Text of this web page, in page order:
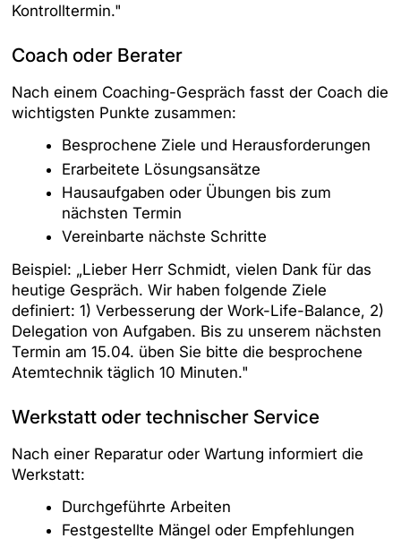
Kontrolltermin."
Coach oder Berater
Nach einem Coaching-Gespräch fasst der Coach die
wichtigsten Punkte zusammen:
Besprochene Ziele und Herausforderungen
Erarbeitete Lösungsansätze
Hausaufgaben oder Übungen bis zum
nächsten Termin
Vereinbarte nächste Schritte
Beispiel: „Lieber Herr Schmidt, vielen Dank für das
heutige Gespräch. Wir haben folgende Ziele
definiert: 1) Verbesserung der Work-Life-Balance, 2)
Delegation von Aufgaben. Bis zu unserem nächsten
Termin am 15.04. üben Sie bitte die besprochene
Atemtechnik täglich 10 Minuten."
Werkstatt oder technischer Service
Nach einer Reparatur oder Wartung informiert die
Werkstatt:
Durchgeführte Arbeiten
Festgestellte Mängel oder Empfehlungen